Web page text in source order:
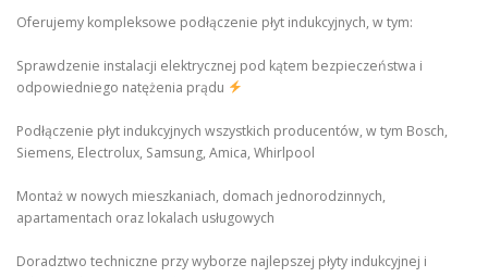
Oferujemy kompleksowe podłączenie płyt indukcyjnych, w tym:
Sprawdzenie instalacji elektrycznej pod kątem bezpieczeństwa i
odpowiedniego natężenia prądu
Podłączenie płyt indukcyjnych wszystkich producentów, w tym Bosch,
Siemens, Electrolux, Samsung, Amica, Whirlpool
Montaż w nowych mieszkaniach, domach jednorodzinnych,
apartamentach oraz lokalach usługowych
Doradztwo techniczne przy wyborze najlepszej płyty indukcyjnej i